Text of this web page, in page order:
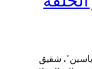
شقيق